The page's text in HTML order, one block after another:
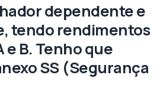
dependente e
tendo rendimentos
e B. Tenho que
SS (Segurança